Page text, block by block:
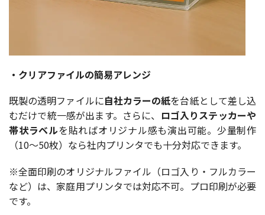
・クリアファイルの簡易アレンジ
既製の透明ファイルに自社カラーの紙を台紙として差し込
むだけで統一感が出ます。さらに、 ロゴ入りステッカーや
帯状ラベルを貼ればオリジナル感も演出可能。少量制作
（10〜50枚）なら社内プリンタでも十分対応できます。
※全面印刷のオリジナルファイル（ロゴ入り・フルカラー
など）は、家庭用プリンタでは対応不可。プロ印刷が必要
です。